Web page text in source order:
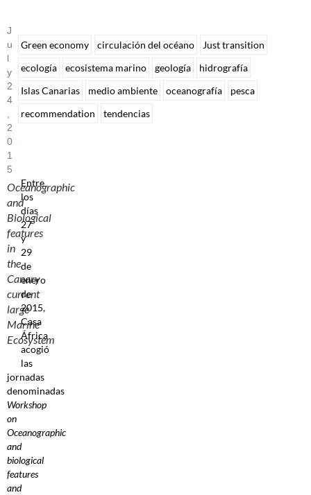
J
U
L
Y
2
4
2
0
1
5
Oceanographic
and
Biological
features
in
the
Canary
current
large
Marine
Ecosystem
Entre
los
días
27
y
29
de
enero
de
2015,
Casa
África
acogió
las
jornadas
denominadas
Workshop
on
Oceanographic
and
biological
features
and
Green economy circulación del océano
Just transition
ecología
ecosistema marino geología
hidrografía
Islas Canarias
medio ambiente oceanografía
pesca
recommendation
tendencias